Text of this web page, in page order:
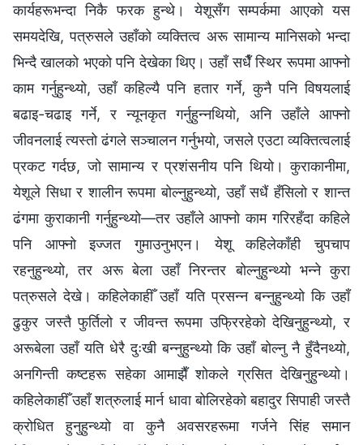
कार्यहरूभन्दा निकै फरक हुन्थे। येशूसँग सम्पर्कमा आएको यस
समयदेखि, पत्रुसले उहाँको व्यक्तित्व अरू सामान्य मानिसको भन्दा
भिन्दै खालको भएको पनि देखेका थिए। उहाँ सधैँ स्थिर रूपमा आफ्नो
काम गर्नुहुन्थ्यो, उहाँ कहिल्यै पनि हतार गर्ने, कुनै पनि विषयलाई
बढाइ-चढाइ गर्ने, र न्यूनकृत गर्नुहुन्नथियो, अनि उहाँले आफ्नो
जीवनलाई त्यस्तो ढंगले सञ्चालन गर्नुभयो, जसले एउटा व्यक्तित्वलाई
प्रकट गर्दछ, जो सामान्य र प्रशंसनीय पनि थियो। कुराकानीमा,
येशूले सिधा र शालीन रूपमा बोल्नुहुन्थ्यो, उहाँ सधैं हँसिलो र शान्त
ढंगमा कुराकानी गर्नुहुन्थ्यो—तर उहाँले आफ्नो काम गरिरहँदा कहिले
पनि आफ्नो इज्जत गुमाउनुभएन। येशू कहिलेकाँही चुपचाप
रहनुहुन्थ्यो, तर अरू बेला उहाँ निरन्तर बोल्नुहुन्थ्यो भन्‍ने कुरा
पत्रुसले देखे। कहिलेकाहीँ उहाँ यति प्रसन्न बन्नुहुन्थ्यो कि उहाँ
ढुकुर जस्तै फुर्तिलो र जीवन्त रूपमा उफ्रिरहेको देखिनुहुन्थ्यो, र
अरूबेला उहाँ यति धेरै दुःखी बन्नुहुन्थ्यो कि उहाँ बोल्नु नै हुँदैनथ्यो,
अनगिन्ती कष्टहरू सहेका आमाझैँ शोकले ग्रसित देखिनुहुन्थ्यो।
कहिलेकाहीँ उहाँ शत्रुलाई मार्न धावा बोलिरहेको बहादुर सिपाही जस्तै
क्रोधित हुनुहुन्थ्यो वा कुनै अवसरहरूमा गर्जने सिंह समान